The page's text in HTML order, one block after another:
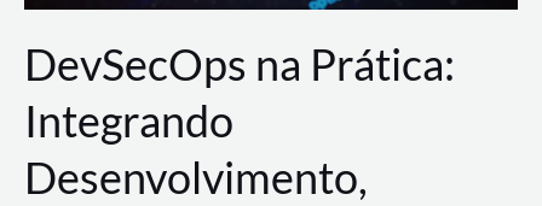
DevSecOps na Prática:
Integrando
Desenvolvimento,